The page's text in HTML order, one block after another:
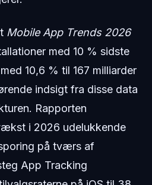
Mobile App Trends 2026
med 10 % sidste
10,6 % til 167 milliarder
indsigt fra disse data
Rapporten
i 2026 udelukkende
på tværs af
App Tracking